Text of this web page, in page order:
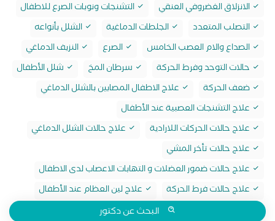
الانزلاق الغضروفي العنقي
التشنجات ونوبات الصرع للاطفال
التصلب المتعدد
الجلطات الدماغية
الشلل بأنواعه
الصداع والام العصب الخامس
الصرع
النزيف الدماغي
حالات التوحد وفرط الحركة
سرطان المخ
شلل الأطفال
ضعف الحركة
علاج الاطفال المصابين بالشلل الدماغي
علاج التشنجات العصبية عند الأطفال
علاج حالات الحركات اللارادية
علاج حالات الشلل الدماغي
علاج حالات تأخر المشي
علاج حالات ضمور العضلات و التهابات الاعصاب لدى الاطفال
علاج حالات فرط الحركة
علاج لين العظام عند الأطفال
البحث عن دكتور